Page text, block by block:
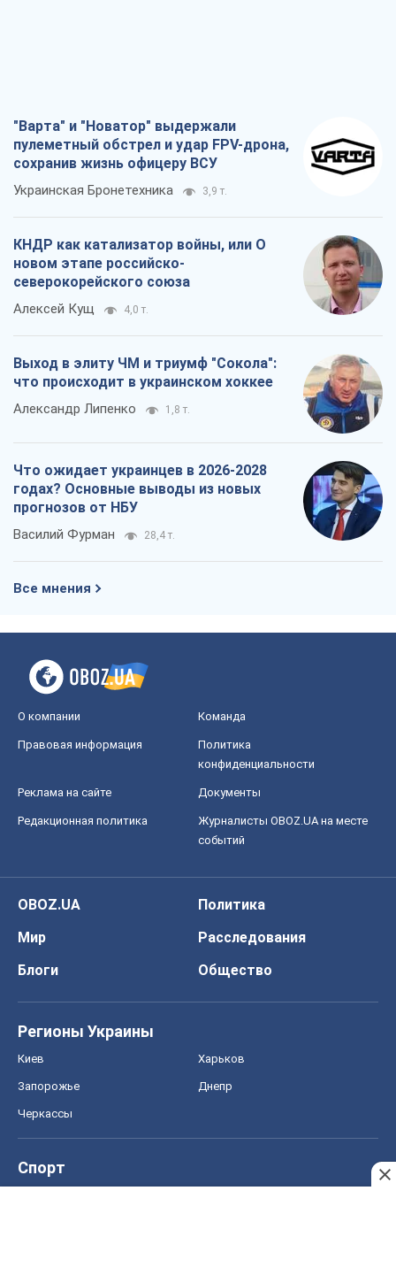
"Варта" и "Новатор" выдержали
пулеметный обстрел и удар FPV-дрона,
сохранив жизнь офицеру ВСУ
Украинская Бронетехника 3,9 т.
КНДР как катализатор войны, или О
новом этапе российско-
северокорейского союза
Алексей Кущ 4,0 т.
Выход в элиту ЧМ и триумф "Сокола":
что происходит в украинском хоккее
Александр Липенко 1,8 т.
Что ожидает украинцев в 2026-2028
годах? Основные выводы из новых
прогнозов от НБУ
Василий Фурман 28,4 т.
Все мнения
О компании Команда
Правовая информация
Политика
конфиденциальности
Реклама на сайте Документы
Редакционная политика
Журналисты OBOZ.UA на месте
событий
OBOZ.UA
Политика
Мир
Расследования
Блоги
Общество
Регионы Украины
Киев Харьков
Запорожье Днепр
Черкассы
Спорт